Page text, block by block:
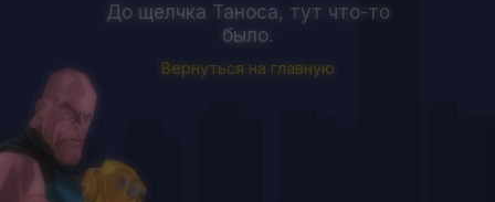
До щелчка Таноса, тут что-то
было.
Вернуться на главную